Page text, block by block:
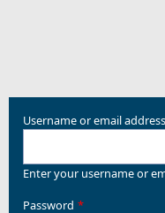
Username or email address
Enter your username or
Password